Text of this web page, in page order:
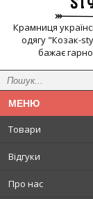
Крамниця
одягу "Козак-
бажає
Товари
Відгуки
Про нас